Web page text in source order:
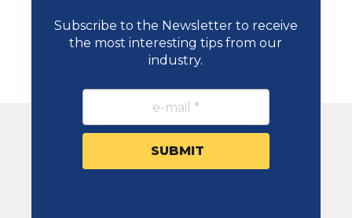
Subscribe to the Newsletter to receive
the most interesting tips from our
industry.